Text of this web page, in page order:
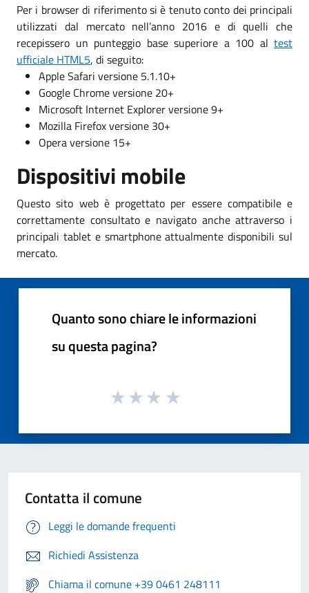
Per i browser di riferimento si è tenuto conto dei principali
utilizzati dal mercato nell’anno 2016 e di quelli che
recepissero un punteggio base superiore a 100 al test
ufficiale HTML5, di seguito:
Apple Safari versione 5.1.10+
Google Chrome versione 20+
Microsoft Internet Explorer versione 9+
Mozilla Firefox versione 30+
Opera versione 15+
Dispositivi mobile
Questo sito web è progettato per essere compatibile e
correttamente consultato e navigato anche attraverso i
principali tablet e smartphone attualmente disponibili sul
mercato.
Quanto sono chiare le informazioni
su questa pagina?
Contatta il comune
Leggi le domande frequenti
Richiedi Assistenza
Chiama il comune +39 0461 248111